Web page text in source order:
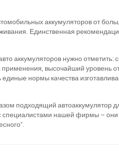
аккумуляторов от
Единственная
аккумуляторов нужно отметить:
высочайший уровень
нормы качества
подходящий автоаккумулятор
с специалистами нашей фирмы –
При отсутствии связи -